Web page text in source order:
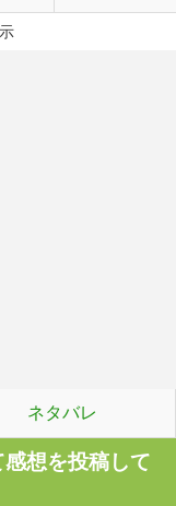
ネタバレ
想を投稿して